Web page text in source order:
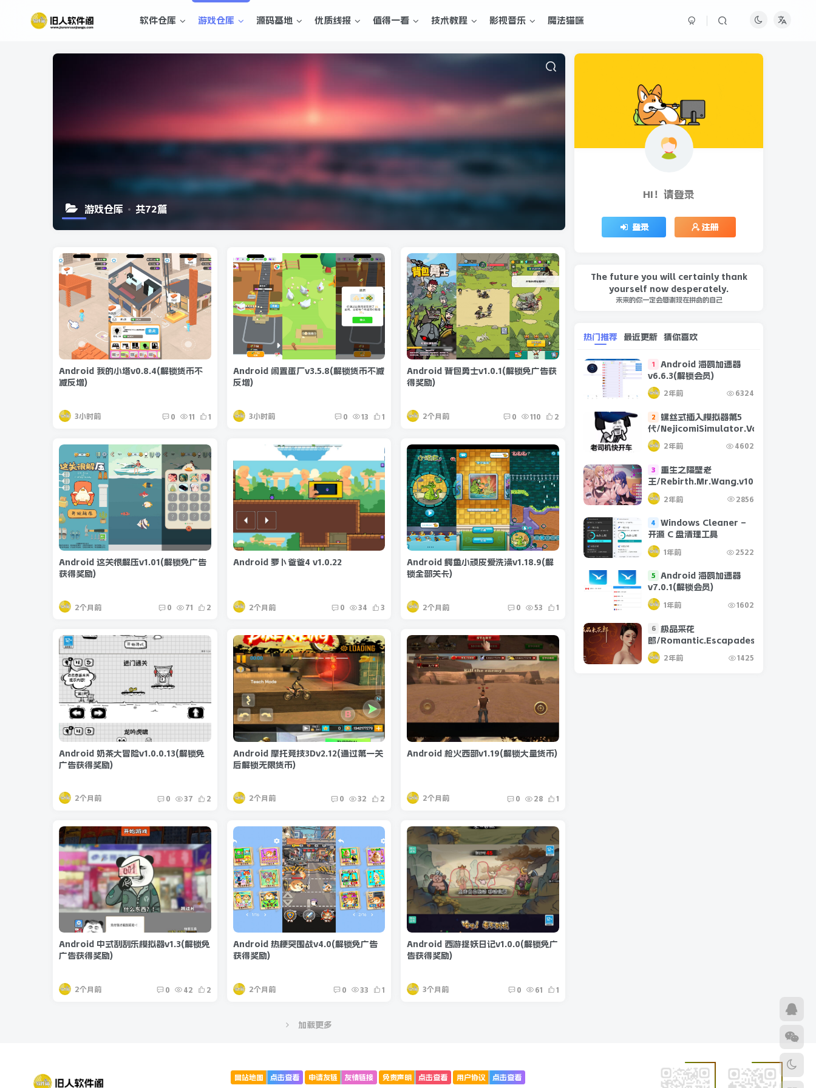
软件仓库 游戏仓库 源码基地 优质线报 值得一看 技术教程 影视音乐 魔法猫咪
游戏仓库 共72篇
Android 我的小塔v0.8.4(解锁货币不
减反增)
3小时前 0 11 1
Android 闲置蛋厂v3.5.8(解锁货币不减
反增)
3小时前 0 13 1
Android 背包勇士v1.0.1(解锁免广告获
得奖励)
2个月前 0 110 2
Android 这关很解压v1.01(解锁免广告
获得奖励)
2个月前 0 71 2
Android 萝卜爸爸4 v1.0.22
2个月前 0 34 3
Android 鳄鱼小顽皮爱洗澡v1.18.9(解
锁全部关卡)
2个月前 0 53 1
Android 奶茶大冒险v1.0.0.13(解锁免
广告获得奖励)
2个月前 0 37 2
Android 摩托竞技3Dv2.12(通过第一关
后解锁无限货币)
2个月前 0 32 2
Android 枪火西部v1.19(解锁大量货币)
2个月前 0 28 1
Android 中式刮刮乐模拟器v1.3(解锁免
广告获得奖励)
2个月前 0 42 2
Android 热梗突围战v4.0(解锁免广告
获得奖励)
2个月前 0 33 1
Android 西游捉妖日记v1.0.0(解锁免广
告获得奖励)
3个月前 0 61 1
加载更多
HI！请登录
登录 注册
The future you will certainly thank
yourself now desperately.
未来的你一定会感谢现在拼命的自己
热门推荐 最近更新 猜你喜欢
1
Android 海鸥加速器
v6.6.3(解锁会员)
2年前 6324
2
螺丝式插入模拟器第5
代/NejicomiSimulator.Vol.5.v1.0.2
2年前 4602
3
重生之隔壁老
王/Rebirth.Mr.Wang.v10032020
2年前 2856
4
Windows Cleaner –
开源 C 盘清理工具
1年前 2522
5
Android 海鸥加速器
v7.0.1(解锁会员)
1年前 1602
6
极品采花
郎/Romantic.Escapades.v1.2.1
2年前 1425
网站地图 点击查看 申请友链 友情链接 免责声明 点击查看 用户协议 点击查看